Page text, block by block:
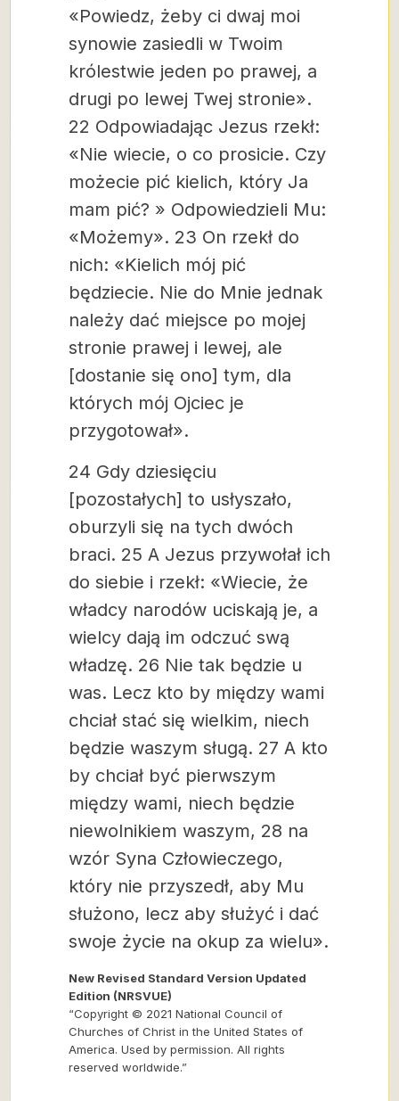
«Powiedz, żeby ci dwaj moi
synowie zasiedli w Twoim
królestwie jeden po prawej, a
drugi po lewej Twej stronie».
22 Odpowiadając Jezus rzekł:
«Nie wiecie, o co prosicie. Czy
możecie pić kielich, który Ja
mam pić? » Odpowiedzieli Mu:
«Możemy». 23 On rzekł do
nich: «Kielich mój pić
będziecie. Nie do Mnie jednak
należy dać miejsce po mojej
stronie prawej i lewej, ale
[dostanie się ono] tym, dla
których mój Ojciec je
przygotował».
24 Gdy dziesięciu
[pozostałych] to usłyszało,
oburzyli się na tych dwóch
braci. 25 A Jezus przywołał ich
do siebie i rzekł: «Wiecie, że
władcy narodów uciskają je, a
wielcy dają im odczuć swą
władzę. 26 Nie tak będzie u
was. Lecz kto by między wami
chciał stać się wielkim, niech
będzie waszym sługą. 27 A kto
by chciał być pierwszym
między wami, niech będzie
niewolnikiem waszym, 28 na
wzór Syna Człowieczego,
który nie przyszedł, aby Mu
służono, lecz aby służyć i dać
swoje życie na okup za wielu».
New Revised Standard Version Updated
Edition (NRSVUE)
“Copyright © 2021 National Council of
Churches of Christ in the United States of
America. Used by permission. All rights
reserved worldwide.”